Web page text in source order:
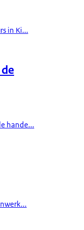
in Ki...
hande...